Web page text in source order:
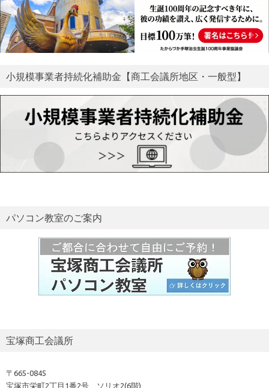
小規模事業者持続化補助金【商工会議所地区・一般型】
パソコン教室のご案内
宝塚商工会議所
〒665-0845
宝塚市栄町2丁目1番2号 ソリオ2(6階)